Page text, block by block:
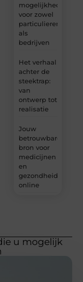
mogelijkheden
voor zowel
particulieren
als
bedrijven
Het verhaal
achter de
steektrap:
van
ontwerp tot
realisatie
Jouw
betrouwbare
bron voor
medicijnen
en
online
u mogelijk